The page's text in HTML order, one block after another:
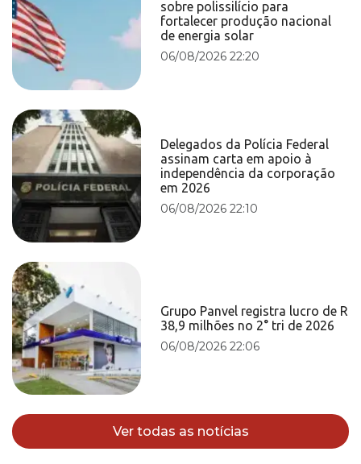
sobre polissilício para
fortalecer produção nacional
de energia solar
06/08/2026 22:20
Delegados da Polícia Federal
assinam carta em apoio à
independência da corporação
em 2026
06/08/2026 22:10
Grupo Panvel registra lucro de R
38,9 milhões no 2° tri de 2026
06/08/2026 22:06
Ver todas as notícias